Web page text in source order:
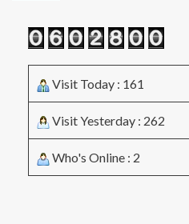
Visit Today : 161
Visit Yesterday : 262
Who's Online : 2